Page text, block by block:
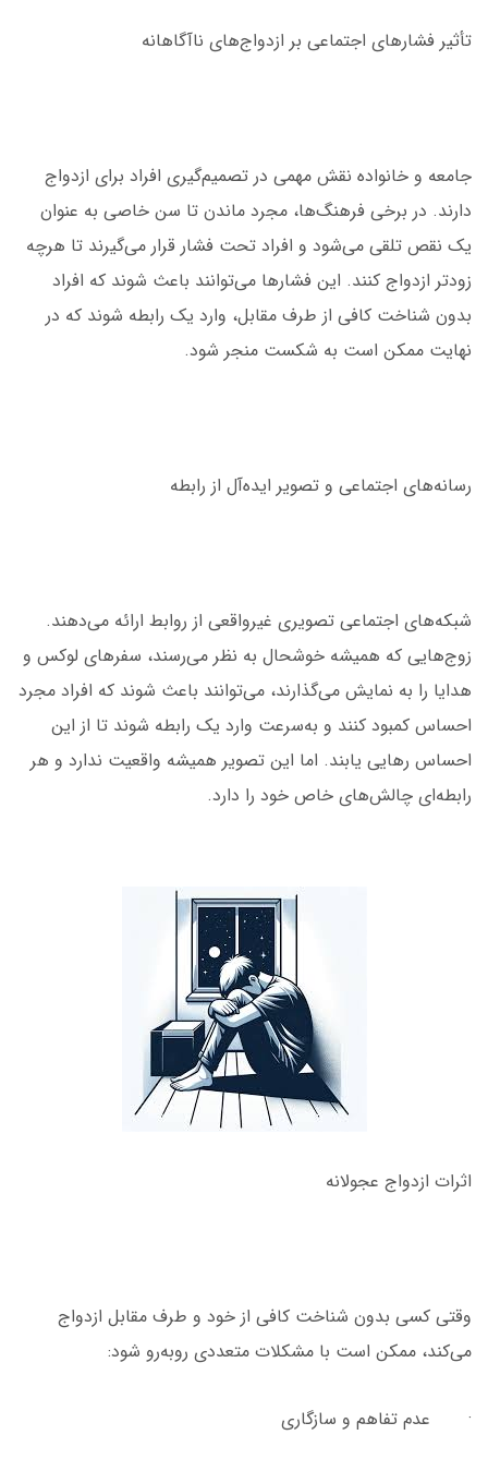
تأثیر فشارهای اجتماعی بر ازدواج‌های ناآگاهانه
جامعه و خانواده نقش مهمی در تصمیم‌گیری افراد برای ازدواج
دارند. در برخی فرهنگ‌ها، مجرد ماندن تا سن خاصی به عنوان
یک نقص تلقی می‌شود و افراد تحت فشار قرار می‌گیرند تا هرچه
زودتر ازدواج کنند. این فشارها می‌توانند باعث شوند که افراد
بدون شناخت کافی از طرف مقابل، وارد یک رابطه شوند که در
نهایت ممکن است به شکست منجر شود.
رسانه‌های اجتماعی و تصویر ایده‌آل از رابطه
شبکه‌های اجتماعی تصویری غیرواقعی از روابط ارائه می‌دهند.
زوج‌هایی که همیشه خوشحال به نظر می‌رسند، سفرهای لوکس و
هدایا را به نمایش می‌گذارند، می‌توانند باعث شوند که افراد مجرد
احساس کمبود کنند و به‌سرعت وارد یک رابطه شوند تا از این
احساس رهایی یابند. اما این تصویر همیشه واقعیت ندارد و هر
رابطه‌ای چالش‌های خاص خود را دارد.
اثرات ازدواج عجولانه
وقتی کسی بدون شناخت کافی از خود و طرف مقابل ازدواج
می‌کند، ممکن است با مشکلات متعددی روبه‌رو شود:
· عدم تفاهم و سازگاری